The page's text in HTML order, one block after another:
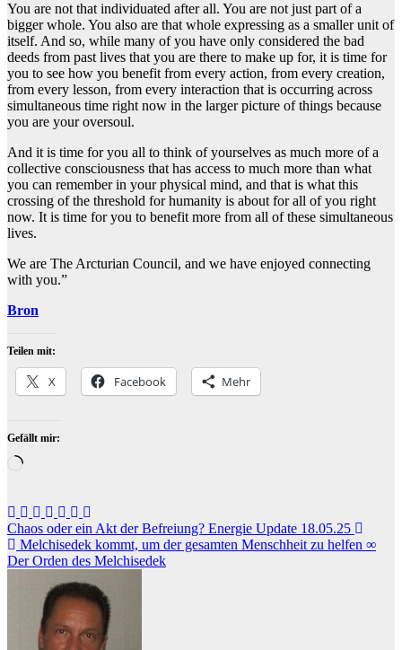
You are not that individuated after all. You are not just part of a
bigger whole. You also are that whole expressing as a smaller unit of
itself. And so, while many of you have only considered the bad
deeds from past lives that you are there to make up for, it is time for
you to see how you benefit from every action, from every creation,
from every lesson, from every interaction that is occurring across
simultaneous time right now in the larger picture of things because
you are your oversoul.
And it is time for you all to think of yourselves as much more of a
collective consciousness that has access to much more than what
you can remember in your physical mind, and that is what this
crossing of the threshold for humanity is about for all of you right
now. It is time for you to benefit more from all of these simultaneous
lives.
We are The Arcturian Council, and we have enjoyed connecting
with you.”
Bron
Teilen mit:
X Facebook Mehr
Gefällt mir:
Wird
Beitragsnavigation
Chaos oder ein Akt der Befreiung? Energie Update 18.05.25
Melchisedek kommt, um der gesamten Menschheit zu helfen ∞
Der Orden des Melchisedek